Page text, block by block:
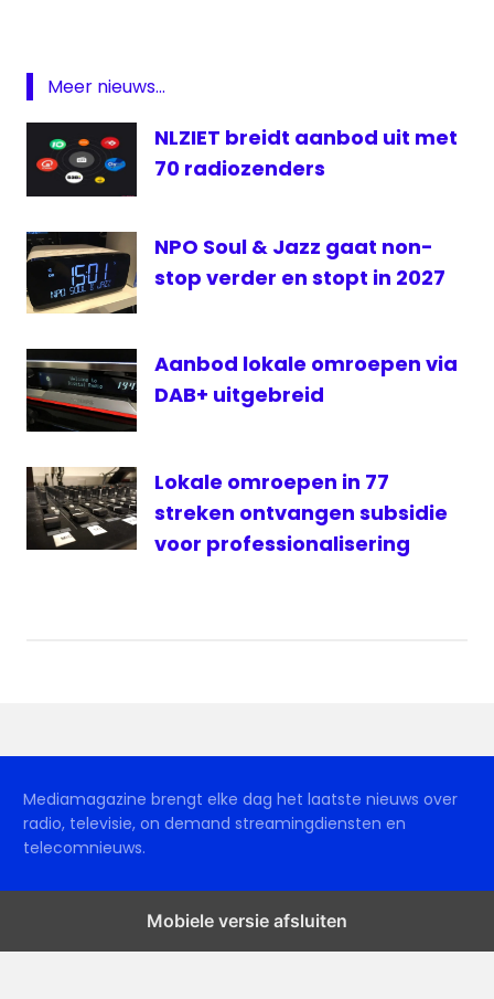
Open
Dagen
Radio
studio
Meer nieuws...
NLZIET breidt aanbod uit met
70 radiozenders
NPO Soul & Jazz gaat non-
stop verder en stopt in 2027
Aanbod lokale omroepen via
DAB+ uitgebreid
Lokale omroepen in 77
streken ontvangen subsidie
voor professionalisering
Mediamagazine brengt elke dag het laatste nieuws over
radio, televisie, on demand streamingdiensten en
telecomnieuws.
Mobiele versie afsluiten